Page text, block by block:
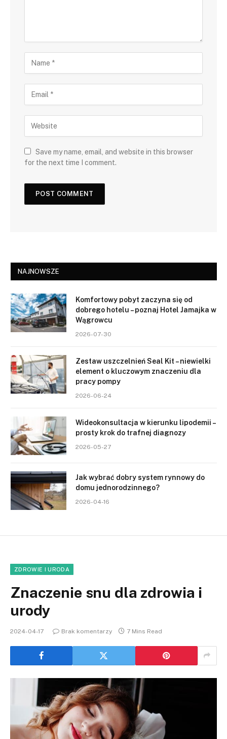
Save my name, email, and website in this browser
for the next time I comment.
NAJNOWSZE
Komfortowy pobyt zaczyna się od
dobrego hotelu – poznaj Hotel Jamajka w
Wągrowcu
2026-07-30
Zestaw uszczelnień Seal Kit – niewielki
element o kluczowym znaczeniu dla
pracy pompy
2026-06-24
Wideokonsultacja w kierunku lipodemii –
prosty krok do trafnej diagnozy
2026-05-27
Jak wybrać dobry system rynnowy do
domu jednorodzinnego?
2026-04-16
ZDROWIE I URODA
Znaczenie snu dla zdrowia i
urody
2024-04-17 Brak komentarzy 7 Mins Read